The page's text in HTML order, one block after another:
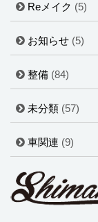
Reメイク (5)
お知らせ (5)
整備 (84)
未分類 (57)
車関連 (9)